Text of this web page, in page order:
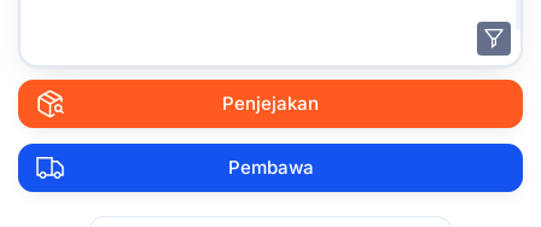
Penjejakan
Pembawa